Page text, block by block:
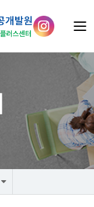
정보